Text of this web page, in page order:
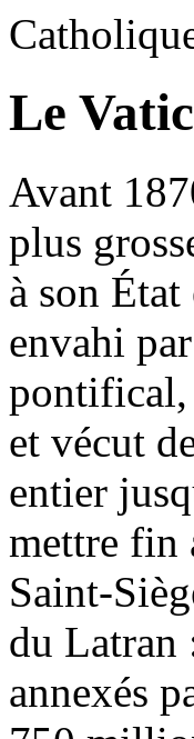
Le
Avant
plus
à son
envahi
pontifical,
et vécut
entier
mettre fin
Saint-
du Latran
annexés